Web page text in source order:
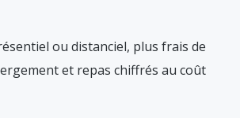
ou distanciel, plus frais de
et repas chiffrés au coût